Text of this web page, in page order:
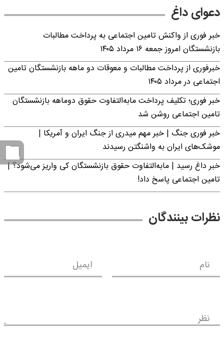
دعوای داغ
خبر فوری از واکنش تامین اجتماعی به پرداخت مطالبات
بازنشستگان امروز جمعه ۱۶ مرداد ۱۴۰۵
خبرفوری از پرداخت مطالبات و معوقات دو ماهه بازنشستگان تامین
اجتماعی در مرداد ۱۴۰۵
خبر فوری؛ تکلیف پرداخت مابه‌التفاوت حقوق دوماهه بازنشستگان
تامین اجتماعی روشن شد
خبر فوری جنگ | خبر مهم میدری از جنگ ایران و آمریکا |
موشک‌های ایران به واشنگتن رسیدند
خبر داغ رسید | مابه‌التفاوت حقوق بازنشستگان کی واریز می‌شود؟ |
تامین اجتماعی پاسخ داد!
نظرات بینندگان
نام ایمیل
نظر